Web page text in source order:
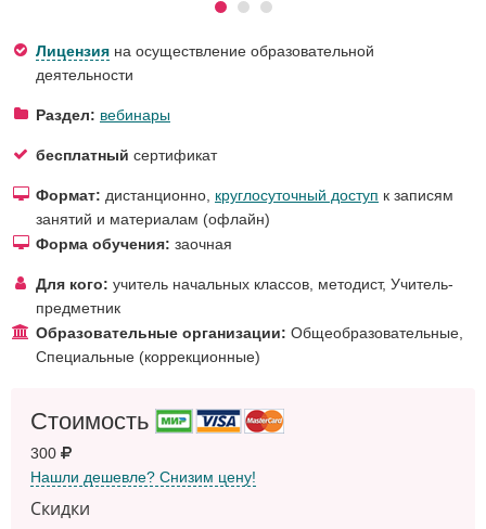
Лицензия на осуществление образовательной
деятельности
Раздел: вебинары
бесплатный сертификат
Формат: дистанционно, круглосуточный доступ к записям
занятий и материалам (офлайн)
Форма обучения: заочная
Для кого: учитель начальных классов методист, Учитель-
предметник
Образовательные организации: Общеобразовательные
Специальные (коррекционные)
Стоимость
300
Нашли дешевле? Снизим цену!
Скидки